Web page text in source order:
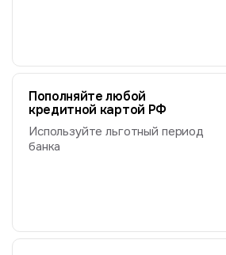
Пополняйте любой
кредитной картой РФ
Используйте льготный период
банка